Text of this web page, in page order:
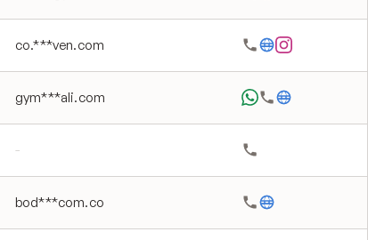
co.***ven.com
gym***ali.com
-
bod***com.co